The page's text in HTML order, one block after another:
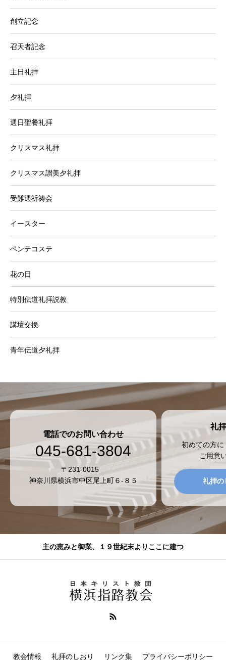
創立記念
召天者記念
主日礼拝
夕礼拝
週日聖餐礼拝
クリスマス礼拝
クリスマス讃美夕礼拝
受難週祈祷会
イースター
ペンテコステ
花の日
特別伝道礼拝説教
講壇交換
青年伝道夕礼拝
電話でのお問い合わせ
045-681-3804
〒231-0015
神奈川県横浜市中区尾上町６-８５
礼
初めての方
ご用意
礼拝の
主の恵みと御業、１９世紀末よりここに建つ
教会情報 礼拝のしおり リンク集 プライバシーポリシー